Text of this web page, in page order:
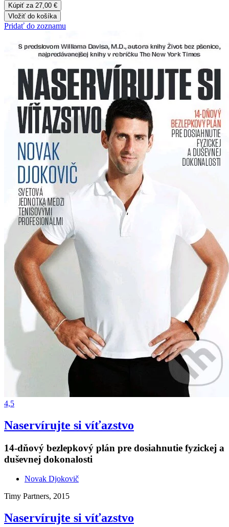
Kúpiť za 27,00 €
Vložiť do košíka
Pridať do zoznamu
4,5
Naservírujte si víťazstvo
14-dňový bezlepkový plán pre dosiahnutie fyzickej a
duševnej dokonalosti
Novak Djokovič
Timy Partners, 2015
Naservírujte si víťazstvo